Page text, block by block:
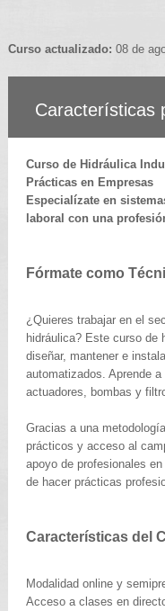
Curso actualizado: 08 de
Características
Curso de Hidráulica
Prácticas en Empresas
Especialízate en
laboral con una
Fórmate como
¿Quieres trabajar en el
hidráulica? Este curso de
diseñar, mantener e
automatizados. Aprende
actuadores, bombas y
Gracias a una
prácticos y acceso al
apoyo de profesionales
de hacer prácticas
Características del
Modalidad online y
Acceso a clases en